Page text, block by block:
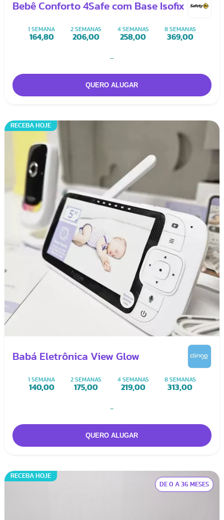
Bebê Conforto 4Safe com Base Isofix
1 SEMANA
164,80
2 SEMANAS
206,00
4 SEMANAS
258,00
8 SEMANAS
369,00
-
RECEBA HOJE
Babá Eletrônica View Glow
1 SEMANA
140,00
2 SEMANAS
175,00
4 SEMANAS
219,00
8 SEMANAS
313,00
-
RECEBA HOJE
DE 0 A 36 MESES